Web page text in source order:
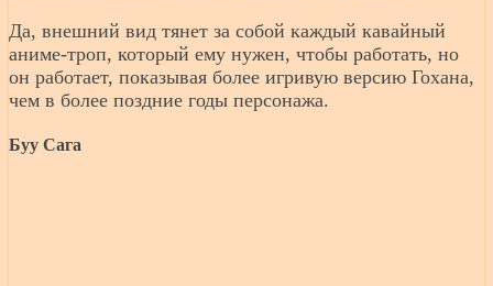
Да, внешний вид тянет за собой каждый кавайный
аниме-троп, который ему нужен, чтобы работать, но
он работает, показывая более игривую версию Гохана,
чем в более поздние годы персонажа.
Буу Сага